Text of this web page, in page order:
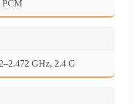
PCM
GHz, 2.4 G